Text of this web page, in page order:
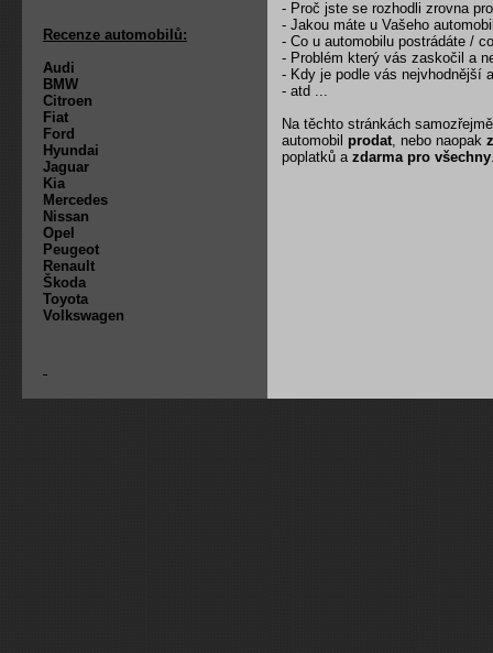
- Proč jste se rozhodli zrovna
- Jakou máte u Vašeho
- Co u automobilu postrádáte /
- Problém který vás zaskočil a
- Kdy je podle vás nejvhodnější
- atd ...
Na těchto stránkách
automobil prodat, nebo naopak
poplatků a zdarma pro všechny
Recenze automobilů:
Audi
BMW
Citroen
Fiat
Ford
Hyundai
Jaguar
Kia
Mercedes
Nissan
Opel
Peugeot
Renault
Škoda
Toyota
Volkswagen